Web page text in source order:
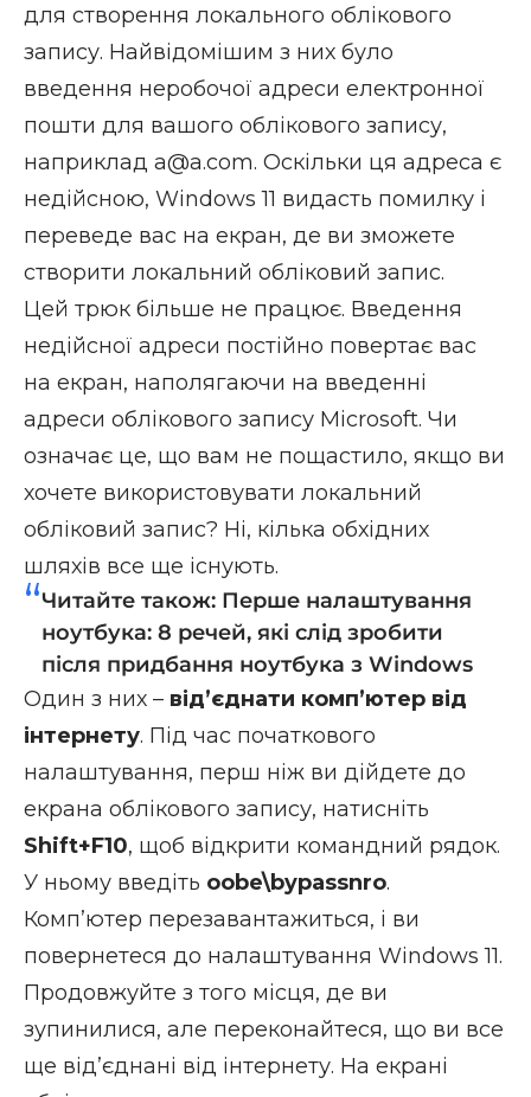
для створення локального облікового
запису. Найвідомішим з них було
введення неробочої адреси електронної
пошти для вашого облікового запису,
наприклад a@a.com. Оскільки ця адреса є
недійсною, Windows 11 видасть помилку і
переведе вас на екран, де ви зможете
створити локальний обліковий запис.
Цей трюк більше не працює. Введення
недійсної адреси постійно повертає вас
на екран, наполягаючи на введенні
адреси облікового запису Microsoft. Чи
означає це, що вам не пощастило, якщо ви
хочете використовувати локальний
обліковий запис? Ні, кілька обхідних
шляхів все ще існують.
Читайте також: Перше налаштування
ноутбука: 8 речей, які слід зробити
після придбання ноутбука з Windows
Один з них – від’єднати комп’ютер від
інтернету. Під час початкового
налаштування, перш ніж ви дійдете до
екрана облікового запису, натисніть
Shift+F10, щоб відкрити командний рядок.
У ньому введіть oobe\bypassnro.
Комп’ютер перезавантажиться, і ви
повернетеся до налаштування Windows 11.
Продовжуйте з того місця, де ви
зупинилися, але переконайтеся, що ви все
ще від’єднані від інтернету. На екрані